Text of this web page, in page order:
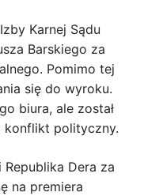
Karnej Sądu
Barskiego za
Pomimo tej
się do wyroku.
biura, ale został
konflikt polityczny.
Dera za
na premiera